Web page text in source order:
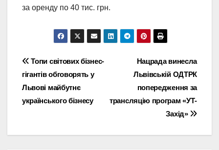
за оренду по 40 тис. грн.
Навігація
записів
Нацрада винесла
Львівській ОДТРК
попередження за
трансляцію програм «УТ-
Захід»
Топи світових бізнес-
гігантів обговорять у
Львові майбутнє
українського бізнесу